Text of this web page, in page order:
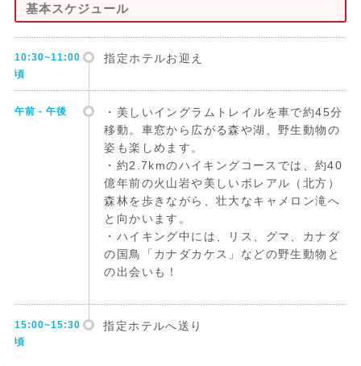
基本スケジュール
10:30~11:00
頃
指定ホテルお迎え
午前 - 午後
・美しいイングラムトレイルを車で約45分
移動。車窓から広がる森や湖、野生動物の
姿も楽しめます。
・約2.7kmのハイキングコースでは、約40
億年前の火山岩や美しいボレアル（北方）
森林を歩きながら、壮大なキャメロン滝へ
と向かいます。
・ハイキング中には、リス、グマ、カナダ
の国鳥「カナダカケス」などの野生動物と
の出会いも！
15:00~15:30
頃
指定ホテルへ送り